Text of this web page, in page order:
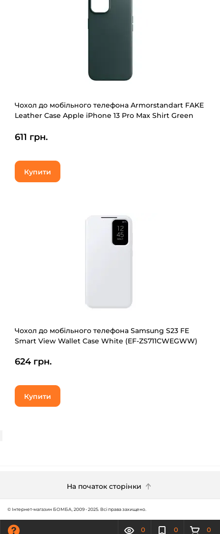
0 0 0
Чохол до мобільного телефона Armorstandart FAKE
Leather Case Apple iPhone 13 Pro Max Shirt Green
611 грн.
Купити
Чохол до мобільного телефона Samsung S23 FE
Smart View Wallet Case White (EF-ZS711CWEGWW)
624 грн.
Купити
На початок сторінки
© Інтернет-магазин БОМБА, 2009 - 2025. Всі права захищено.